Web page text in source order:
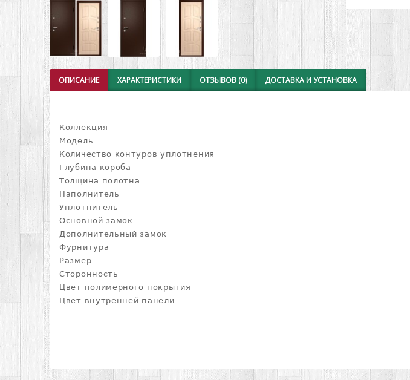
ОПИСАНИЕ ХАРАКТЕРИСТИКИ ОТЗЫВОВ (0) ДОСТАВКА И УСТАНОВКА
Коллекция
Модель
Количество контуров уплотнения
Глубина короба
Толщина полотна
Наполнитель
Уплотнитель
Основной замок
Дополнительный замок
Фурнитура
Размер
Сторонность
Цвет полимерного покрытия
Цвет внутренней панели